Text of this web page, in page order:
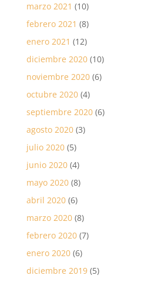
marzo 2021 (10)
febrero 2021 (8)
enero 2021 (12)
diciembre 2020(10)
noviembre 2020(6)
octubre 2020(4)
septiembre 2020(6)
agosto 2020(3)
julio 2020(5)
junio 2020(4)
mayo 2020(8)
abril 2020(6)
marzo 2020(8)
febrero 2020(7)
enero 2020(6)
diciembre 2019(5)